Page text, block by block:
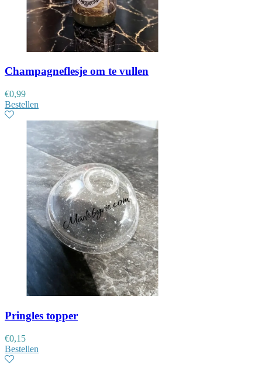
Champagneflesje om te vullen
€0,99
Bestellen
Pringles topper
€0,15
Bestellen